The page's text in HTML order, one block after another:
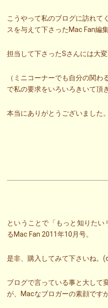
こうやって私のブログに訪れて
スを与えて下さったMac Fan編
担当して下さったSさんには大変
（ミニコーナーでも自分の関
で私の要求をいろいろきいて頂
本当にありがとうございました。
ということで「もっと知りた
るMac Fan 2011年10月号。
是非、購入してみて下さいね。
ブログで言っている事と大して
が、Macなブロガーの素顔です